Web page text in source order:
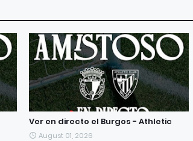
Ver en directo el Burgos - Athletic
August 01, 2026